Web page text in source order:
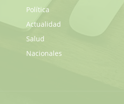
Política
Actualidad
Salud
Nacionales